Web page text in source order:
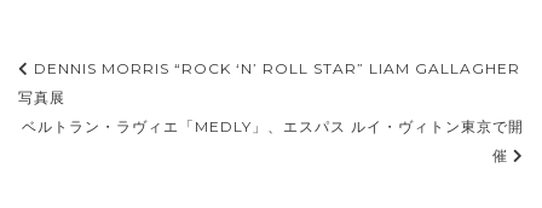
投
稿
ナ
DENNIS MORRIS “ROCK ‘N’ ROLL STAR” LIAM GALLAGHER
写真展
ベルトラン・ラヴィエ「MEDLY」、エスパス ルイ・ヴィトン東京で開
催